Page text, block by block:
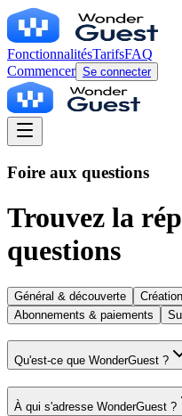
FonctionnalitésTarifsFAQ
Commencer Se connecter
Foire aux questions
Trouvez la
questions
Général & découverte
Abonnements & paiements
Qu'est-ce que WonderGuest ?
À qui s'adresse WonderGuest ?